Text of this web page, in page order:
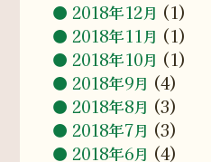
2018年12月 (1)
2018年11月 (1)
2018年10月 (1)
2018年9月 (4)
2018年8月 (3)
2018年7月 (3)
2018年6月 (4)